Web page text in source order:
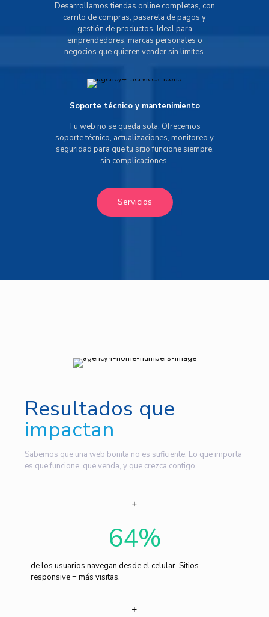
Desarrollamos tiendas online completas, con
carrito de compras, pasarela de pagos y
gestión de productos. Ideal para
emprendedores, marcas personales o
negocios que quieren vender sin límites.
Soporte técnico y mantenimiento
Tu web no se queda sola. Ofrecemos
soporte técnico, actualizaciones, monitoreo y
seguridad para que tu sitio funcione siempre,
sin complicaciones.
Servicios
Resultados que
impactan
Sabemos que una web bonita no es suficiente. Lo que importa
es que funcione, que venda, y que crezca contigo.
64%
de los usuarios navegan desde el celular. Sitios
responsive = más visitas.